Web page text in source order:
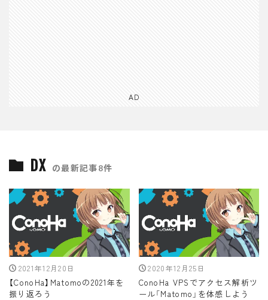
AD
DX の最新記事8件
2021年12月20日
【ConoHa】Matomoの2021年を
振り返ろう
2020年12月25日
ConoHa VPSでアクセス解析ツ
ール「Matomo」を体感しよう